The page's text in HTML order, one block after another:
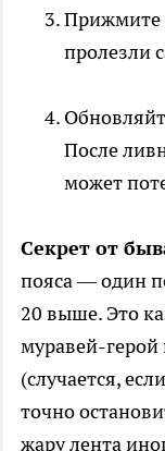
Прижмите
пролезли
После
может
Секрет от
пояса — один
20 выше. Это
муравей-герой
(случается,
точно
жару лента